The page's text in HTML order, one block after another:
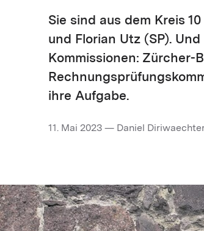
Sie sind aus dem Kreis
und Florian Utz (SP).
Kommissionen: Zürcher-
ihre ­Aufgabe.
11. Mai 2023 — Daniel